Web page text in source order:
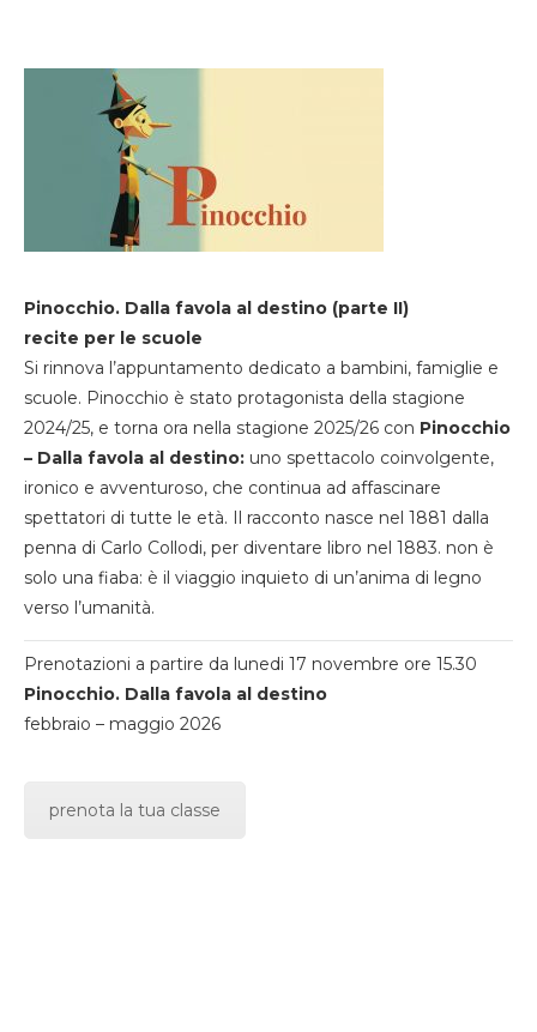
Pinocchio. Dalla favola al destino (parte II)
recite per le scuole
Si rinnova l’appuntamento dedicato a bambini, famiglie e
scuole. Pinocchio è stato protagonista della stagione
2024/25, e torna ora nella stagione 2025/26 con Pinocchio
– Dalla favola al destino: uno spettacolo coinvolgente,
ironico e avventuroso, che continua ad affascinare
spettatori di tutte le età. Il racconto nasce nel 1881 dalla
penna di Carlo Collodi, per diventare libro nel 1883. non è
solo una fiaba: è il viaggio inquieto di un’anima di legno
verso l’umanità.
Prenotazioni a partire da lunedi 17 novembre ore 15.30
Pinocchio. Dalla favola al destino
febbraio – maggio 2026
prenota la tua classe